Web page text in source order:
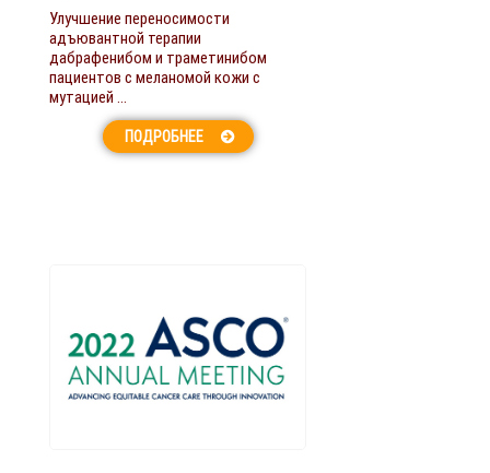
Улучшение переносимости
адъювантной терапии
дабрафенибом и траметинибом
пациентов с меланомой кожи с
мутацией ...
ПОДРОБНЕЕ